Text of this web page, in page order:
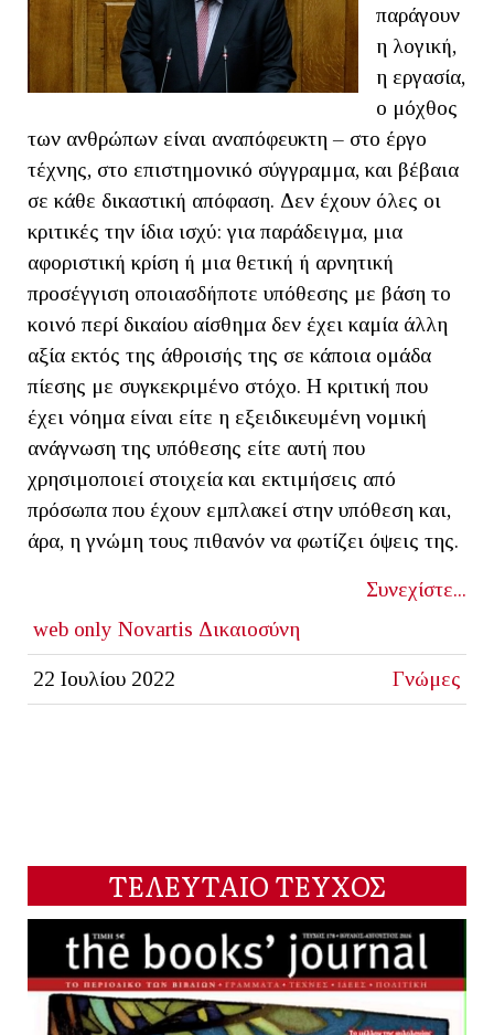
παράγουν
η λογική,
η εργασία,
ο μόχθος
των ανθρώπων είναι αναπόφευκτη – στο έργο
τέχνης, στο επιστημονικό σύγγραμμα, και βέβαια
σε κάθε δικαστική απόφαση. Δεν έχουν όλες οι
κριτικές την ίδια ισχύ: για παράδειγμα, μια
αφοριστική κρίση ή μια θετική ή αρνητική
προσέγγιση οποιασδήποτε υπόθεσης με βάση το
κοινό περί δικαίου αίσθημα δεν έχει καμία άλλη
αξία εκτός της άθροισής της σε κάποια ομάδα
πίεσης με συγκεκριμένο στόχο. Η κριτική που
έχει νόημα είναι είτε η εξειδικευμένη νομική
ανάγνωση της υπόθεσης είτε αυτή που
χρησιμοποιεί στοιχεία και εκτιμήσεις από
πρόσωπα που έχουν εμπλακεί στην υπόθεση και,
άρα, η γνώμη τους πιθανόν να φωτίζει όψεις της.
Συνεχίστε...
web only Novartis Δικαιοσύνη
22 Ιουλίου 2022 Γνώμες
ΤΕΛΕΥΤΑΙΟ ΤΕΥΧΟΣ